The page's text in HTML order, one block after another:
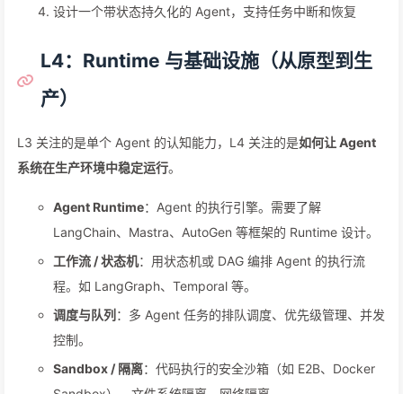
设计一个带状态持久化的 Agent，支持任务中断和恢复
L4：Runtime 与基础设施（从原型到生
产）
L3 关注的是单个 Agent 的认知能力，L4 关注的是如何让 Agent
系统在生产环境中稳定运行。
Agent Runtime：Agent 的执行引擎。需要了解
LangChain、Mastra、AutoGen 等框架的 Runtime 设计。
工作流 / 状态机：用状态机或 DAG 编排 Agent 的执行流
程。如 LangGraph、Temporal 等。
调度与队列 ：多 Agent 任务的排队调度、优先级管理、并发
控制。
Sandbox / 隔离：代码执行的安全沙箱（如 E2B、Docker